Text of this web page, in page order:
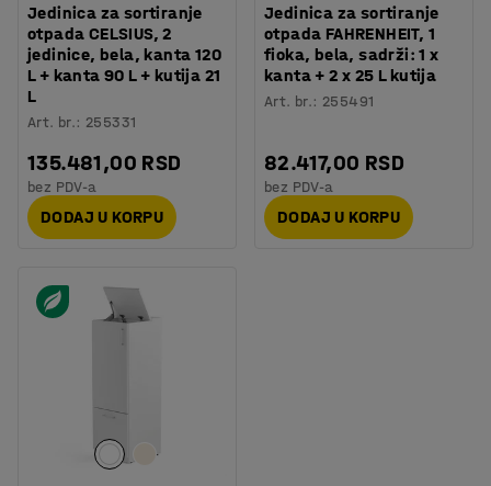
Jedinica za sortiranje
otpada CELSIUS, 2
jedinice, bela, kanta 120
L + kanta 90 L + kutija 21
L
Art. br.: 255331
135.481,00 RSD
bez PDV-a
DODAJ U KORPU
Jedinica za sortiranje
otpada FAHRENHEIT, 1
fioka, bela, sadrži: 1 x
kanta + 2 x 25 L kutija
Art. br.: 255491
82.417,00 RSD
bez PDV-a
DODAJ U KORPU